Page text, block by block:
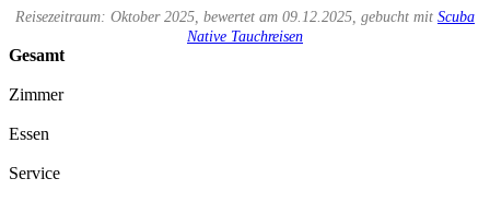
Reisezeitraum: Oktober 2025, bewertet am 09.12.2025, gebucht mit Scuba
Native Tauchreisen
Gesamt
Zimmer
Essen
Service